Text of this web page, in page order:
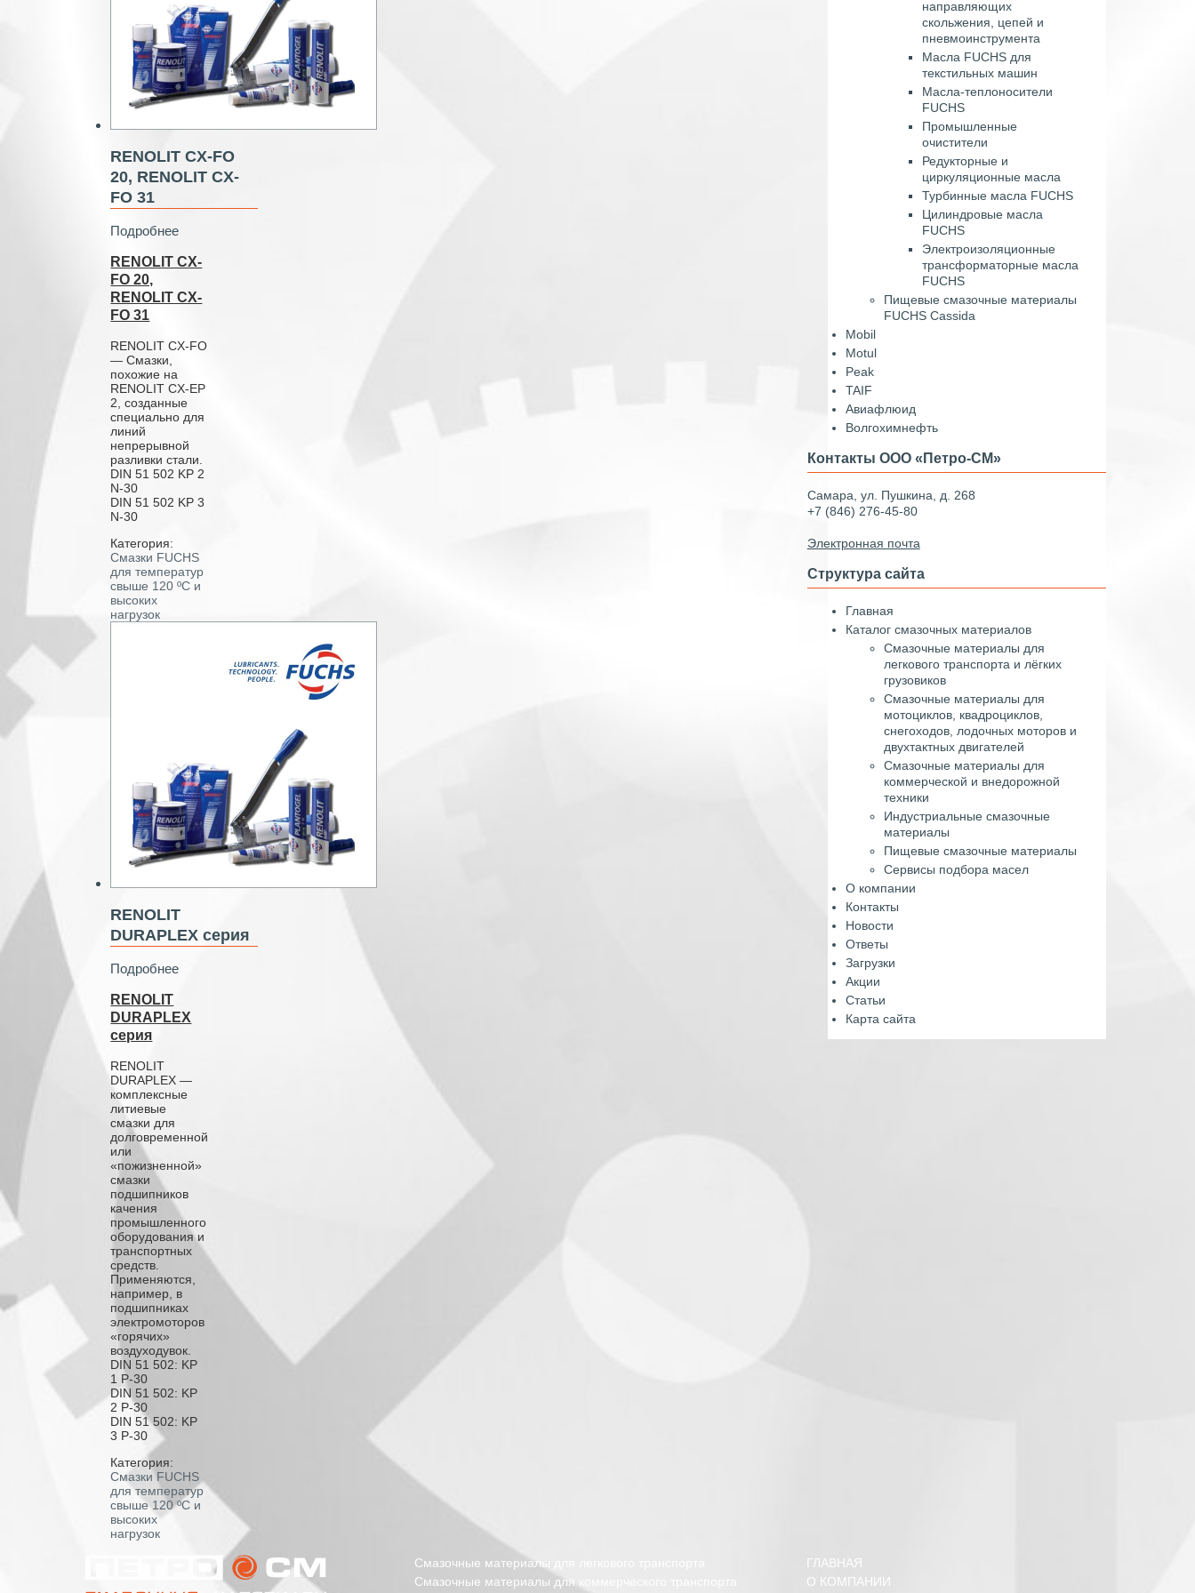
RENOLIT CX-FO
20, RENOLIT CX-
FO 31
Подробнее
RENOLIT CX-
FO 20,
RENOLIT CX-
FO 31
RENOLIT CX-FO
— Смазки,
похожие на
RENOLIT CX-EP
2, созданные
специально для
линий
непрерывной
разливки стали.
DIN 51 502 KP 2
N-30
DIN 51 502 KP 3
N-30
Категория:
Смазки FUCHS
для температур
свыше 120 ºС и
высоких
нагрузок
RENOLIT
DURAPLEX серия
Подробнее
RENOLIT
DURAPLEX
серия
RENOLIT
DURAPLEX —
комплексные
литиевые
смазки для
долговременной
или
«пожизненной»
смазки
подшипников
качения
промышленного
оборудования и
транспортных
средств.
Применяются,
например, в
подшипниках
электромоторов
«горячих»
воздуходувок.
DIN 51 502: KP
1 P-30
DIN 51 502: KP
2 P-30
DIN 51 502: KP
3 P-30
Категория:
Смазки FUCHS
для температур
свыше 120 ºС и
высоких
нагрузок
направляющих
скольжения, цепей и
пневмоинструмента
Масла FUCHS для
текстильных машин
Масла-теплоносители
FUCHS
Промышленные
очистители
Редукторные и
циркуляционные масла
Турбинные масла FUCHS
Цилиндровые масла
FUCHS
Электроизоляционные
трансформаторные масла
FUCHS
Пищевые смазочные материалы
FUCHS Cassida
Mobil
Motul
Peak
TAIF
Авиафлюид
Волгохимнефть
Контакты ООО «Петро-СМ»
Самара, ул. Пушкина, д. 268
+7 (846) 276-45-80
Электронная почта
Структура сайта
Главная
Каталог смазочных материалов
Смазочные материалы для
легкового транспорта и лёгких
грузовиков
Смазочные материалы для
мотоциклов, квадроциклов,
снегоходов, лодочных моторов и
двухтактных двигателей
Смазочные материалы для
коммерческой и внедорожной
техники
Индустриальные смазочные
материалы
Пищевые смазочные материалы
Сервисы подбора масел
О компании
Контакты
Новости
Ответы
Загрузки
Акции
Статьи
Карта сайта
Смазочные материалы для легкового транспорта
Смазочные материалы для коммерческого транспорта
ГЛАВНАЯ
О КОМПАНИИ